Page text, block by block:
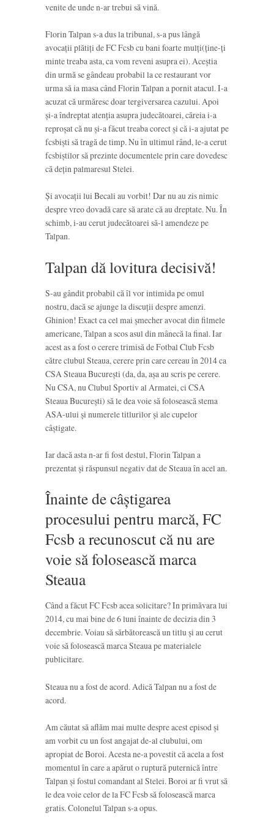
venite de unde n-ar trebui să vină.
Florin Talpan s-a dus la tribunal, s-a pus lângă
avocații plătiți de FC Fcsb cu bani foarte mulți(ține-ți
minte treaba asta, ca vom reveni asupra ei). Aceștia
din urmă se gândeau probabil la ce restaurant vor
urma să ia masa când Florin Talpan a pornit atacul. I-a
acuzat că urmăresc doar tergiversarea cazului. Apoi
și-a îndreptat atenția asupra judecătoarei, căreia i-a
reproșat că nu și-a făcut treaba corect și că i-a ajutat pe
fcsbiști să tragă de timp. Nu în ultimul rând, le-a cerut
fcsbiștilor să prezinte documentele prin care dovedesc
că dețin palmaresul Stelei.
Și avocații lui Becali au vorbit! Dar nu au zis nimic
despre vreo dovadă care să arate că au dreptate. Nu. În
schimb, i-au cerut judecătoarei să-l amendeze pe
Talpan.
Talpan dă lovitura decisivă!
S-au gândit probabil că îl vor intimida pe omul
nostru, dacă se ajunge la discuții despre amenzi.
Ghinion! Exact ca cel mai șmecher avocat din filmele
americane, Talpan a scos asul din mânecă la final. Iar
acest as a fost o cerere trimisă de Fotbal Club Fcsb
către clubul Steaua, cerere prin care cereau în 2014 ca
CSA Steaua București (da, da, așa au scris pe cerere.
Nu CSA, nu Clubul Sportiv al Armatei, ci CSA
Steaua București) să le dea voie să folosească stema
ASA-ului și numerele titlurilor și ale cupelor
câștigate.
Iar dacă asta n-ar fi fost destul, Florin Talpan a
prezentat și răspunsul negativ dat de Steaua în acel an.
Înainte de câștigarea
procesului pentru marcă, FC
Fcsb a recunoscut că nu are
voie să folosească marca
Steaua
Când a făcut FC Fcsb acea solicitare? In primăvara lui
2014, cu mai bine de 6 luni înainte de decizia din 3
decembrie. Voiau să sărbătorească un titlu și au cerut
voie să folosească marca Steaua pe materialele
publicitare.
Steaua nu a fost de acord. Adică Talpan nu a fost de
acord.
Am căutat să aflăm mai multe despre acest episod și
am vorbit cu un fost angajat de-al clubului, om
apropiat de Boroi. Acesta ne-a povestit că acela a fost
momentul în care a apărut o ruptură puternică între
Talpan și fostul comandant al Stelei. Boroi ar fi vrut să
le dea voie celor de la FC Fcsb să folosească marca
gratis. Colonelul Talpan s-a opus.